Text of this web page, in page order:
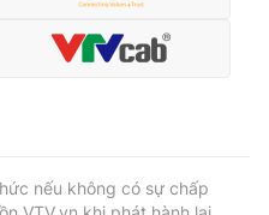
nếu không có sự chấp